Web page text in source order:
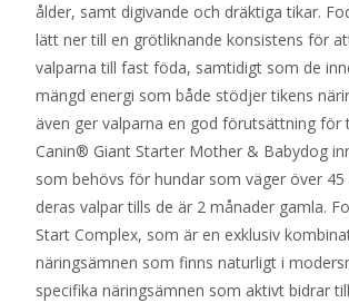
ålder, samt digivande och dräktiga tikar.
lätt ner till en grötliknande konsistens för
valparna till fast föda, samtidigt som de
mängd energi som både stödjer tikens
även ger valparna en god förutsättning
Canin® Giant Starter Mother & Babydog
som behövs för hundar som väger över
deras valpar tills de är 2 månader gamla.
Start Complex, som är en exklusiv
näringsämnen som finns naturligt i
specifika näringsämnen som aktivt bidrar